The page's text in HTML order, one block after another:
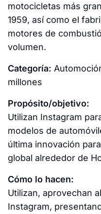
motocicletas más
1959, así como el
motores de
volumen.
Categoría:
millones
Propósito/objetivo:
Utilizan Instagram
modelos de
última innovación
global alrededor de
Cómo lo hacen:
Utilizan, aprovechan
Instagram,